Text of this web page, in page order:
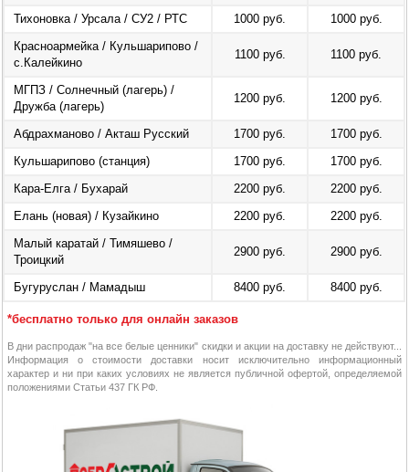
Тихоновка / Урсала / СУ2 / РТС 1000 руб.
1000 руб.
Красноармейка / Кульшарипово /
с.Калейкино
1100 руб. 1100 руб.
МГПЗ / Солнечный (лагерь) /
Дружба (лагерь)
1200 руб. 1200 руб.
Абдрахманово / Акташ Русский 1700 руб.
1700 руб.
Кульшарипово (станция)
1700 руб.
1700 руб.
Кара-Елга / Бухарай
2200 руб.
2200 руб.
Елань (новая) / Кузайкино
2200 руб.
2200 руб.
Малый каратай / Тимяшево /
Троицкий
2900 руб. 2900 руб.
Бугуруслан / Мамадыш 8400 руб. 8400 руб.
*бесплатно только для онлайн заказов
В дни распродаж "на все белые ценники" скидки и акции на доставку не действуют...
Информация о стоимости доставки носит исключительно информационный
характер и ни при каких условиях не является публичной офертой, определяемой
положениями Статьи 437 ГК РФ.